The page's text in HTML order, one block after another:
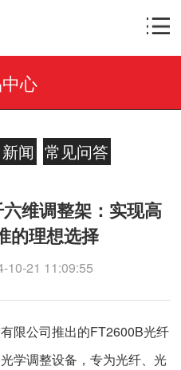
心
闻 常见问答
维调整架：实现高
的理想选择
10-21 11:09:55
公司推出的FT2600B光纤
学调整设备，专为光纤、光